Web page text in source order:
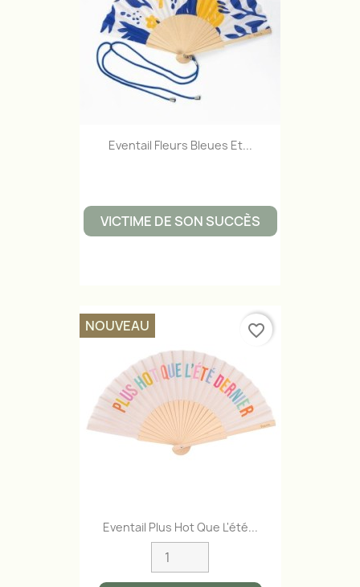
Eventail Fleurs Bleues Et...
VICTIME DE SON SUCCÈS
Eventail Plus Hot Que L'été...
NOUVEAU favorite_border